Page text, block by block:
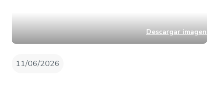
Descargar imagen
11/06/2026